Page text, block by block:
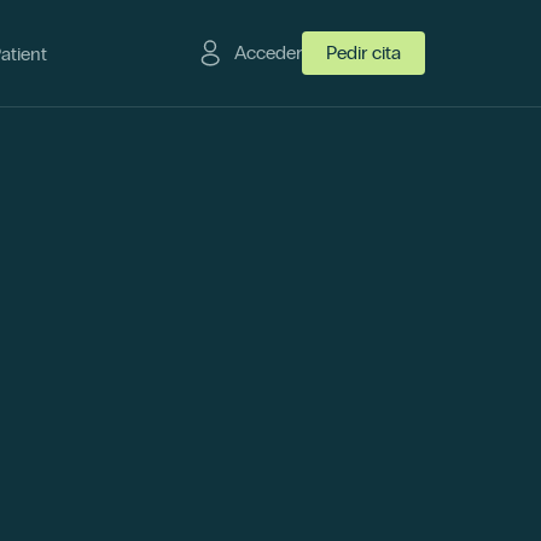
Acceder Pedir cita